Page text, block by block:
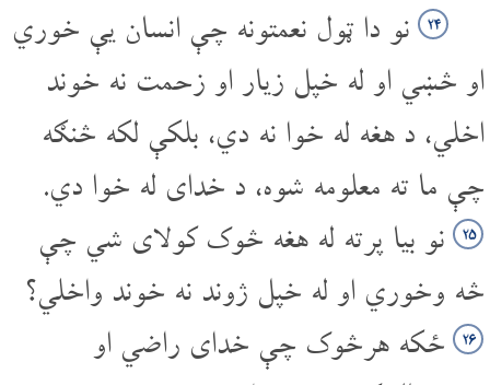
۲۴ نو دا ټول نعمتونه چې انسان یې خوري
او څښي او له خپل زیار او زحمت نه خوند
اخلي، د هغه له خوا نه دي، بلکې لکه څنګه
چې ما ته معلومه شوه، د خدای له خوا دي.
۲۵ نو بیا پرته له هغه څوک کولای شي چې
څه وخوري او له خپل ژوند نه خوند واخلي؟
۲۶ ځکه هرڅوک چې خدای راضي او